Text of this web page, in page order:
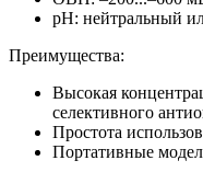
pH: нейтральный
Преимущества:
Высокая
селективного
Простота
Портативные